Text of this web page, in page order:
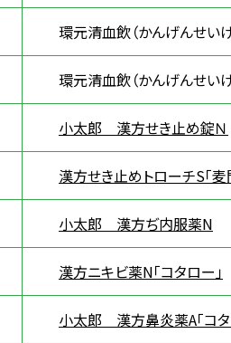
環元清血飲（かんげんせい
環元清血飲（かんげんせい
小太郎 漢方せき止め錠Ｎ
漢方せき止めトローチS「麦
小太郎 漢方ぢ内服薬N
漢方ニキビ薬N「コタロー」
小太郎 漢方鼻炎薬A「コタ